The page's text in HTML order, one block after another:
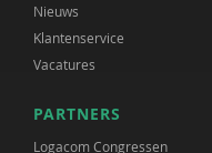
Nieuws
Klantenservice
Vacatures
PARTNERS
Logacom Congressen